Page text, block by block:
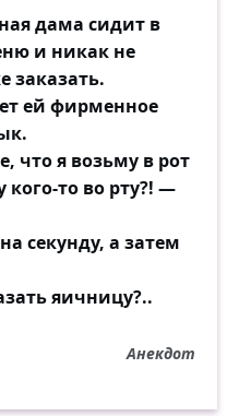
дама сидит в
и никак не
заказать.
ей фирменное
что я возьму в рот
кого-то во рту?! —
секунду, а затем
яичницу?..
Анекдот